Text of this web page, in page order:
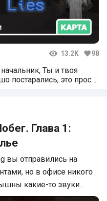
13.2K 98
Ты и твоя
это просто
Глава 1:
вы отправились на
но в офисе никого
какие-то звуки…